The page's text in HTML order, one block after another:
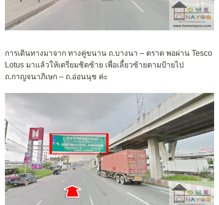
การเดินทางมาจาก ทางคู่ขนาน ถ.บางนา – ตราด พอผ่าน Tesco
Lotus มาแล้วให้เตรียมชิดซ้าย เพื่อเลี้ยวซ้ายตามป้ายไป
ถ.กาญจนาภิเษก – ถ.อ่อนนุช ค่ะ